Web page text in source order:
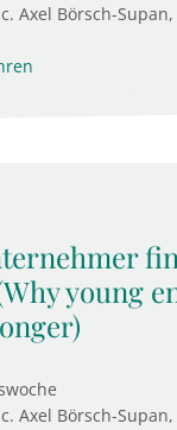
Axel Börsch-Supan,
young
Axel Börsch-Supan,